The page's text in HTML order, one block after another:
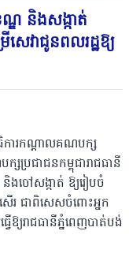
ឌ និងសង្កាត់
េវាជូនពលរដ្ឋឱ្យ
ារកណ្តាលគណបក្ស
សប្រជាជនកម្ពុជារាជធានី
ងចៅសង្កាត់ ឱ្យរៀបចំ
ើរ ជាពិសេសចំពោះអ្នក
ឱ្យរាជធានីភ្នំពេញបាត់បង់